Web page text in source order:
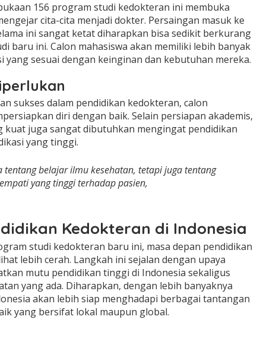
156 program studi kedokteran ini membuka
cita-cita menjadi dokter. Persaingan masuk ke
ini sangat ketat diharapkan bisa sedikit berkurang
baru ini. Calon mahasiswa akan memiliki lebih banyak
yang sesuai dengan keinginan dan kebutuhan mereka.
sukses dalam pendidikan kedokteran, calon
diri dengan baik. Selain persiapan akademis,
kuat juga sangat dibutuhkan mengingat pendidikan
yang tinggi.
belajar ilmu kesehatan, tetapi juga tentang
yang tinggi terhadap pasien,
Kedokteran di Indonesia
studi kedokteran baru ini, masa depan pendidikan
lebih cerah. Langkah ini sejalan dengan upaya
mutu pendidikan tinggi di Indonesia sekaligus
yang ada. Diharapkan, dengan lebih banyaknya
akan lebih siap menghadapi berbagai tantangan
yang bersifat lokal maupun global.